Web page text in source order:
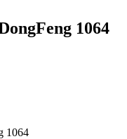
1064
1064